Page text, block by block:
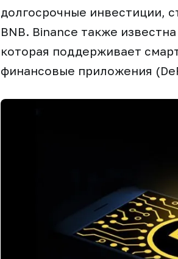
долгосрочные инвестиции,
BNB. Binance также
которая поддерживает
финансовые приложения